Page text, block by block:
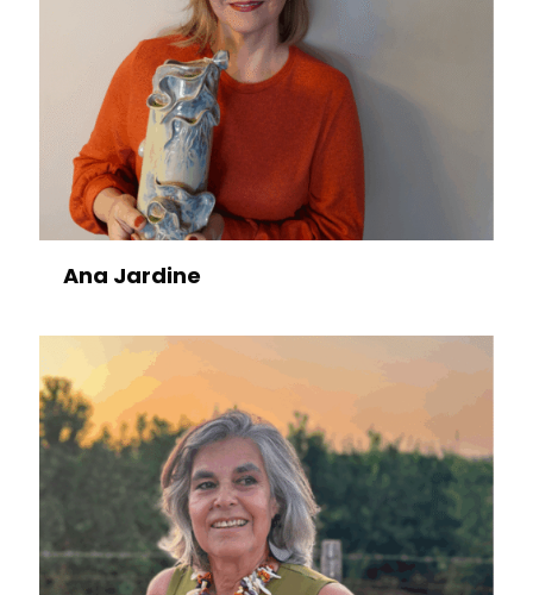
Ana Jardine